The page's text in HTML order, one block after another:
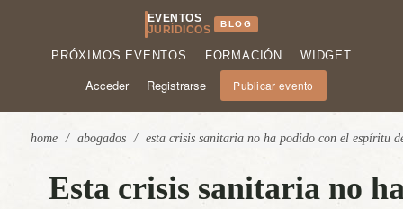
EVENTOS
JURÍDICOS
BLOG
PRÓXIMOS EVENTOS FORMACIÓN WIDGET
Acceder Registrarse Publicar evento
home / abogados / esta crisis sanitaria no ha podido con el espíritu
Esta crisis sanitaria no